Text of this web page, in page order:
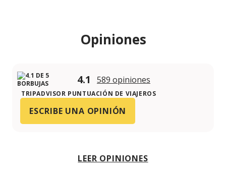
Opiniones
4.1 589 opiniones
TRIPADVISOR PUNTUACIÓN DE VIAJEROS
ESCRIBE UNA OPINIÓN
LEER OPINIONES